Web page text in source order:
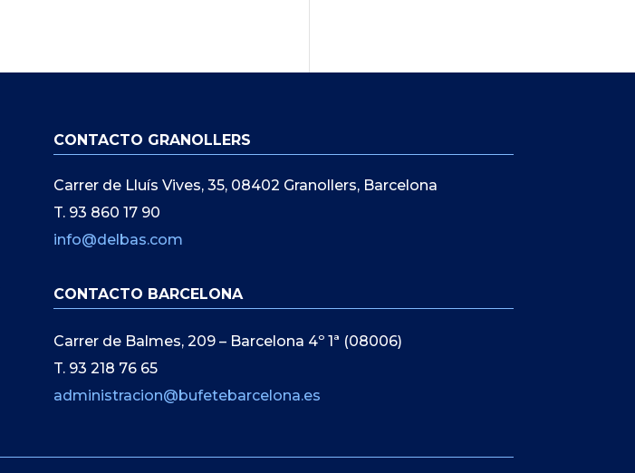
CONTACTO GRANOLLERS
Carrer de Lluís Vives, 35, 08402 Granollers, Barcelona
T. 93 860 17 90
info@delbas.com
CONTACTO BARCELONA
Carrer de Balmes, 209 – Barcelona 4º 1ª (08006)
T. 93 218 76 65
administracion@bufetebarcelona.es